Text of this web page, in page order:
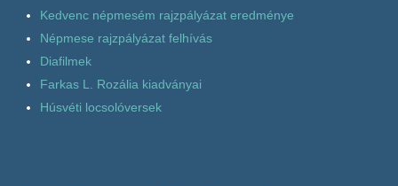
Kedvenc népmesém rajzpályázat eredménye
Népmese rajzpályázat felhívás
Diafilmek
Farkas L. Rozália kiadványai
Húsvéti locsolóversek